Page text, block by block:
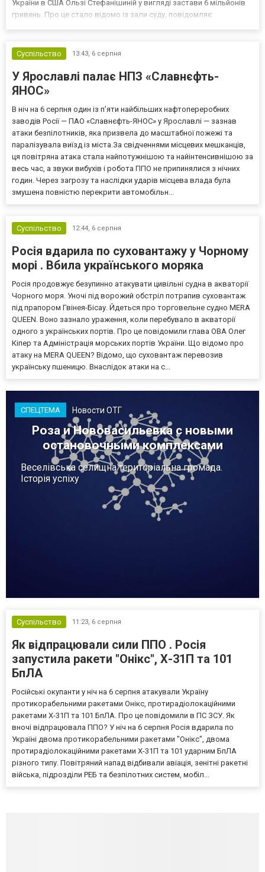
України в США Ользі Стефанішиній у вигляді застави 6 мільйонів
гривень. Про це стало відомо із зали суду, повідомляє
Суспільство
13:43, 6 серпня
У Ярославлі палає НПЗ «Славнєфть-
ЯНОС»
В ніч на 6 серпня один із п’яти найбільших нафтопереробних
заводів Росії — ПАО «Славнєфть-ЯНОС» у Ярославлі — зазнав
атаки безпілотників, яка призвела до масштабної пожежі та
паралізувала виїзд із міста.За свідченнями місцевих мешканців,
ця повітряна атака стала найпотужнішою та найінтенсивнішою за
весь час, а звуки вибухів і робота ППО не припинялися з нічних
годин. Через загрозу та наслідки ударів місцева влада була
змушена повністю перекрити автомобільн...
Суспільство 12:44, 6 серпня
Росія вдарила по суховантажу у Чорному
морі . Вбила українського моряка
Росія продовжує безупинно атакувати цивільні судна в акваторії
Чорного моря. Уночі під ворожий обстріл потрапив суховантаж
під прапором Гвінея-Бісау. Йдеться про торговельне судно MERA
QUEEN. Воно зазнало ураження, коли перебувало в акваторії
одного з українських портів. Про це повідомили глава ОВА Олег
Кіпер та Адміністрація морських портів України. Що відомо про
атаку на MERA QUEEN? Відомо, що суховантаж перевозив
українську пшеницю. Внаслідок атаки на с...
СПЕЦТЕМА Новости ОТГ
Роза и Нововасильевка с новыми
остановочными комплексами
Веселівська селищна територіальна громада.
Історія успіху
Суспільство 11:23, 6 серпня
Як відпрацювали сили ППО . Росія
запустила ракети "Онікс", Х-31П та 101
БпЛА
Російські окупанти у ніч на 6 серпня атакували Україну
протикорабельними ракетами Онікс, протирадіолокаційними
ракетами Х-31П та 101 БпЛА. Про це повідомили в ПС ЗСУ. Як
вночі відпрацювала ППО? У ніч на 6 серпня Росія вдарила по
Україні двома протикорабельними ракетами "Онікс", двома
протирадіолокаційними ракетами Х-31П та 101 ударним БпЛА
різного типу. Повітряний напад відбивали авіація, зенітні ракетні
війська, підрозділи РЕБ та безпілотних систем, мобіл...